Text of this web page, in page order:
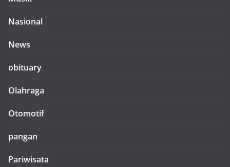
Nasional
News
obituary
Olahraga
Otomotif
pangan
Pariwisata